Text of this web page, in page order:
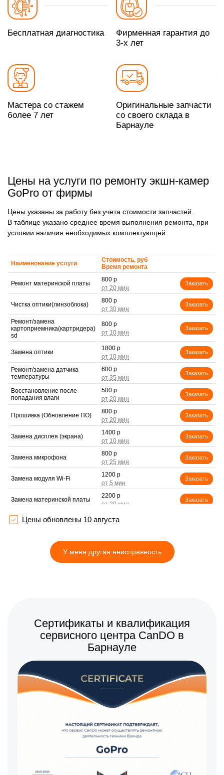
Бесплатная диагностика
Фирменная гарантия до
3-х лет
Мастера со стажем
более 7 лет
Оригинальные запчасти
со своего склада в
Барнауле
Цены на услуги по ремонту экшн-камер
GoPro от фирмы
Цены указаны за работу без учета стоимости запчастей.
В таблице указано среднее время выполнения ремонта, при
условии наличия необходимых комплектующей.
Наименование услуги
Стоимость, руб
Время ремонта
Ремонт материнской платы
800 р
Заказать
Чистка оптики(линзоблока)
800 р
Заказать
Ремонт/замена
картоприемника(картридера)
sd
800 р
Заказать
Замена оптики
1800 р
Заказать
Ремонт/замена датчика
температуры
600 р
Заказать
Восстановление после
попадания влаги
500 р
Заказать
Прошивка (Обновление ПО)
800 р
Заказать
Замена дисплея (экрана)
1400 р
Заказать
Замена микрофона
800 р
Заказать
Замена модуля Wi-Fi
1200 р
Заказать
Замена материнской платы
2200 р
Заказать
Настройка оптики,
фокусировки
1000 р
Цены обновлены 10 августа
У меня другая неисправность
Сертификаты и квалификация
сервисного центра CanDO в
Барнауле